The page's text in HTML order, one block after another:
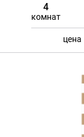
4
комнат
цена